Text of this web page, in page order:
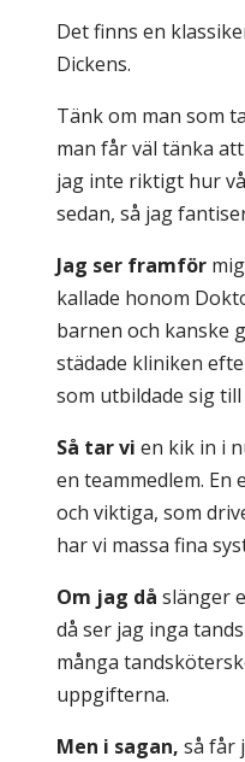
Det finns en
Dickens.
Tänk om man som
man får väl tänka
jag inte riktigt hur
sedan, så jag
Jag ser framför
kallade honom
barnen och kanske
städade kliniken
som utbildade sig
Så tar vi en kik in i
en teammedlem.
och viktiga, som
har vi massa fina
Om jag då slänger
då ser jag inga
många
uppgifterna.
Men i sagan, så får